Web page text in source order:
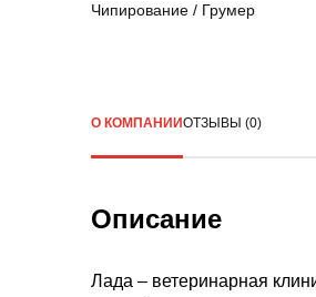
Чипирование / Грумер
О КОМПАНИИОТЗЫВЫ (0)
Описание
Лада – ветеринарная